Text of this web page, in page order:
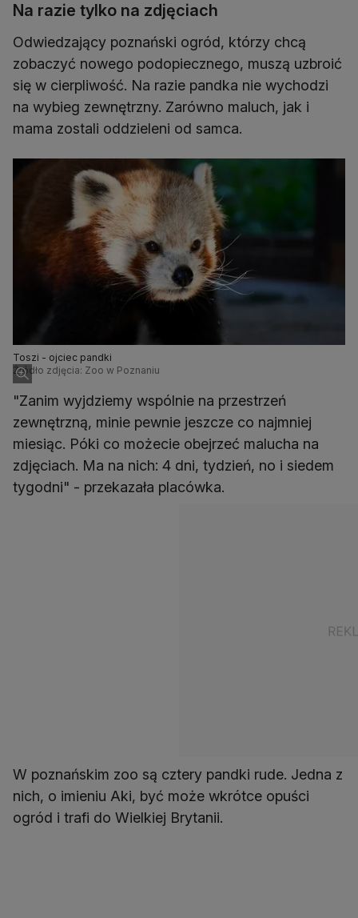
Na razie tylko na zdjęciach
Odwiedzający poznański ogród, którzy chcą
zobaczyć nowego podopiecznego, muszą uzbroić
się w cierpliwość. Na razie pandka nie wychodzi
na wybieg zewnętrzny. Zarówno maluch, jak i
mama zostali oddzieleni od samca.
Toszi - ojciec pandki
Źródło zdjęcia: Zoo w Poznaniu
"Zanim wyjdziemy wspólnie na przestrzeń
zewnętrzną, minie pewnie jeszcze co najmniej
miesiąc. Póki co możecie obejrzeć malucha na
zdjęciach. Ma na nich: 4 dni, tydzień, no i siedem
tygodni" - przekazała placówka.
W poznańskim zoo są cztery pandki rude. Jedna z
nich, o imieniu Aki, być może wkrótce opuści
ogród i trafi do Wielkiej Brytanii.